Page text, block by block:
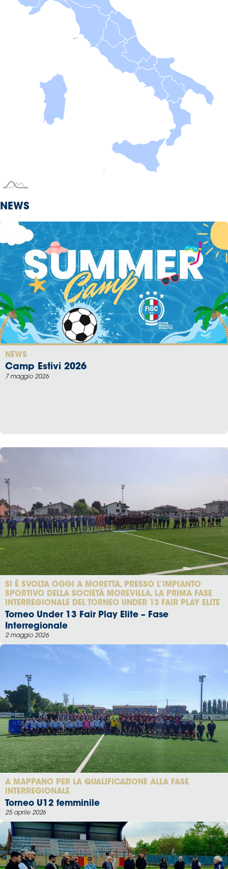
Serie
Whistleblowing
Area
Media
Contatti
Assicurazione
Social media
NEWS
NEWS
Camp Estivi 2026
7 maggio 2026
SI È SVOLTA OGGI A MORETTA, PRESSO L’IMPIANTO
SPORTIVO DELLA SOCIETÀ MOREVILLA, LA PRIMA FASE
INTERREGIONALE DEL TORNEO UNDER 13 FAIR PLAY ELITE
Torneo Under 13 Fair Play Elite – Fase
Interregionale
2 maggio 2026
A MAPPANO PER LA QUALIFICAZIONE ALLA FASE
INTERREGIONALE
Torneo U12 femminile
25 aprile 2026